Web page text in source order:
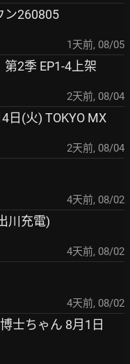
ン260805
1天前, 08/05
2季 EP1-4上架
2天前, 08/04
日(火) TOKYO MX
2天前, 08/04
4天前, 08/02
川充電)
4天前, 08/02
4天前, 08/02
士ちゃん 8月1日